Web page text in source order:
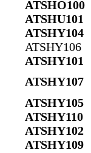
ATSHO100
ATSHU101
ATSHY104
ATSHY106
ATSHY101
ATSHY107
ATSHY105
ATSHY110
ATSHY102
ATSHY109